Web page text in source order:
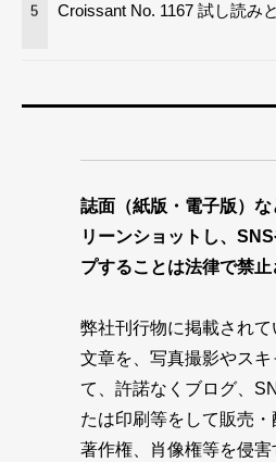
5 Croissant No. 1167 試し読み
誌面（紙版・電子版）な
リーンショットし、
プすることは法律で禁止
弊社刊行物に掲載され
文章を、写真撮影やスキ
て、許諾なくブログ、
たは印刷等をして販売
著作権、肖像権等を侵